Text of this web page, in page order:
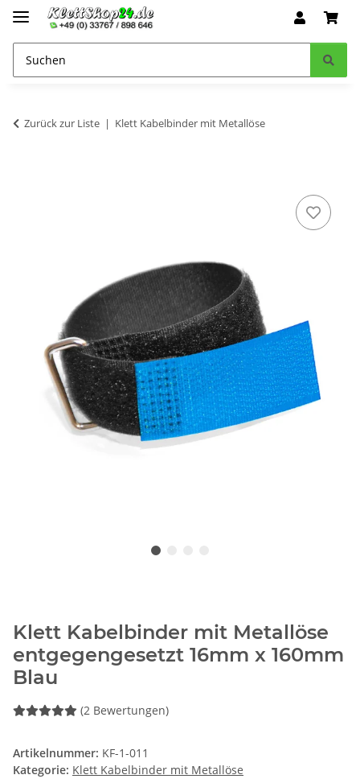
Zurück zur Liste Klett Kabelbinder mit Metallöse
Klett Kabelbinder mit Metallöse
entgegengesetzt 16mm x 160mm
Blau
(2 Bewertungen)
Artikelnummer: KF-1-011
Kategorie: Klett Kabelbinder mit Metallöse